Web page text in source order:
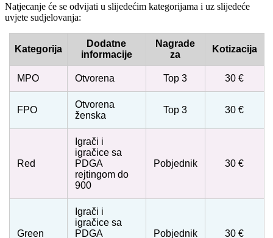
Natjecanje će se odvijati u slijedećim kategorijama i uz slijedeće
uvjete sudjelovanja:
Kategorija
Dodatne
informacije
Nagrade
za
Kotizacija
MPO Otvorena Top 3 30 €
FPO
Otvorena
ženska
Top 3 30 €
Red
Igrači i
igračice sa
PDGA
rejtingom do
900
Pobjednik 30 €
Green
Igrači i
igračice sa
PDGA
Pobjednik 30 €